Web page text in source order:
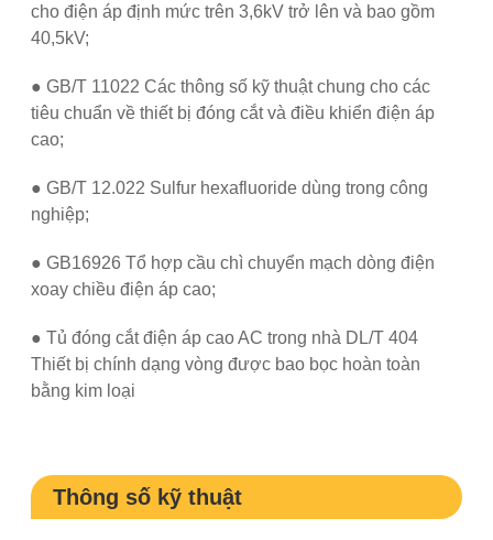
cho điện áp định mức trên 3,6kV trở lên và bao gồm
40,5kV;
● GB/T 11022 Các thông số kỹ thuật chung cho các
tiêu chuẩn về thiết bị đóng cắt và điều khiển điện áp
cao;
● GB/T 12.022 Sulfur hexafluoride dùng trong công
nghiệp;
● GB16926 Tổ hợp cầu chì chuyển mạch dòng điện
xoay chiều điện áp cao;
● Tủ đóng cắt điện áp cao AC trong nhà DL/T 404
Thiết bị chính dạng vòng được bao bọc hoàn toàn
bằng kim loại
Thông số kỹ thuật